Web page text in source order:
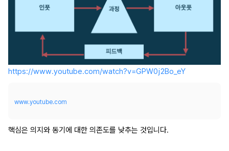
https://www.youtube.com/watch?v=GPW0j2Bo_eY
www.youtube.com
핵심은 의지와 동기에 대한 의존도를 낮추는 것입니다.